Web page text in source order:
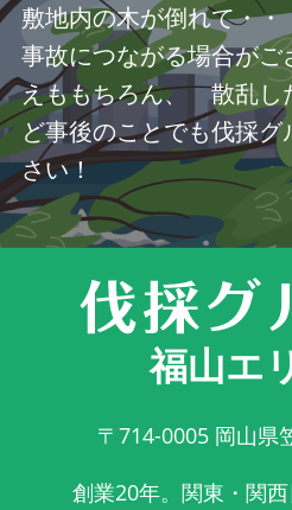
敷地内の木が倒れて・・
事故につながる場合が
えももちろん、 散乱し
ど事後のことでも伐採
さい！
福山エ
〒714-0005 岡山県
創業20年。関東・関西